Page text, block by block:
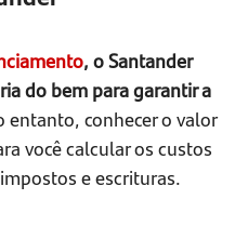
, o Santander
do bem para garantir a
entanto, conhecer o valor
você calcular os custos
e escrituras.